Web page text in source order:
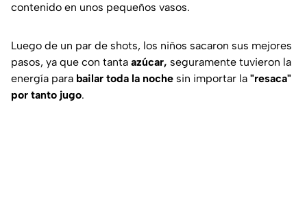
contenido en unos pequeños vasos.
Luego de un par de shots, los niños sacaron sus mejores
pasos, ya que con tanta azúcar, seguramente tuvieron la
energía para bailar toda la noche sin importar la "resaca"
por tanto jugo.